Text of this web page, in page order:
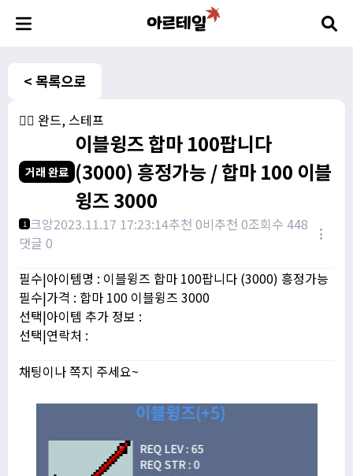
< 목록으로
🧙‍♀️ 완드, 스테프
거래 완료
이블윙즈 합마 100팝니다
(3000) 흥정가능 / 합마 100 이블
윙즈 3000
1 크앙2023.11.17 17:23:14추천 0비추천 0조회수 448
댓글 0
필수|아이템명 : 이블윙즈 합마 100팝니다 (3000) 흥정가능
필수|가격 : 합마 100 이블윙즈 3000
선택|아이템 추가 정보 :
선택|연락처 :
채팅이나 쪽지 주세요~